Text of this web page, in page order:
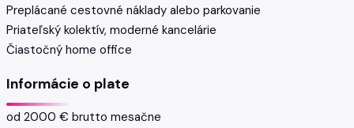
Preplácané cestovné náklady alebo parkovanie
Priateľský kolektív, moderné kancelárie
Čiastočný home office
Informácie o plate
od 2000 € brutto mesačne